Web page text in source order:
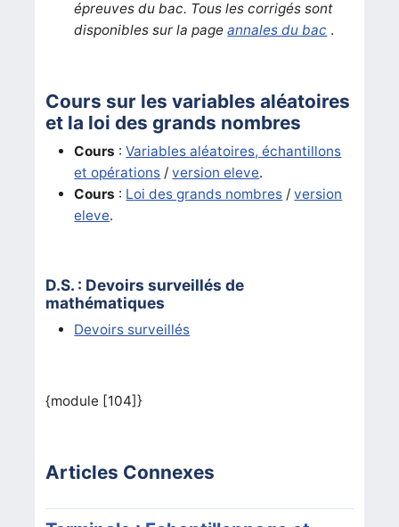
épreuves du bac. Tous les corrigés sont
disponibles sur la pageannales du bac .
Cours sur les variables aléatoires
et la loi des grands nombres
Cours :Variables aléatoires, échantillons
et opérations /version eleve.
Cours : Loi des grands nombres /version
eleve.
D.S. : Devoirs surveillés de
mathématiques
Devoirs surveillés
{module [104]}
Articles Connexes